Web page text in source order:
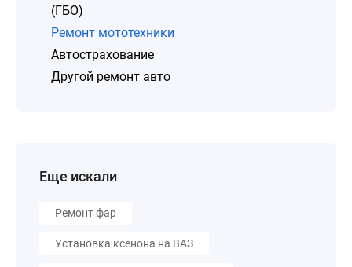
(ГБО)
Ремонт мототехники
Автострахование
Другой ремонт авто
Еще искали
Ремонт фар
Установка ксенона на ВАЗ